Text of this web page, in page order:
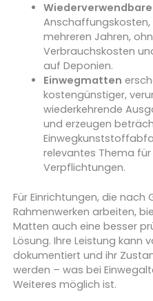
Anschaffungskosten,
mehreren Jahren,
Verbrauchskosten
auf Deponien.
Einwegmatten
kostengünstiger,
wiederkehrende
und erzeugen
relevantes Thema für
Verpflichtungen.
Für Einrichtungen, die nach
Rahmenwerken arbeiten,
Matten auch eine besser
Lösung. Ihre Leistung kann
dokumentiert und ihr
werden – was bei
Weiteres möglich ist.